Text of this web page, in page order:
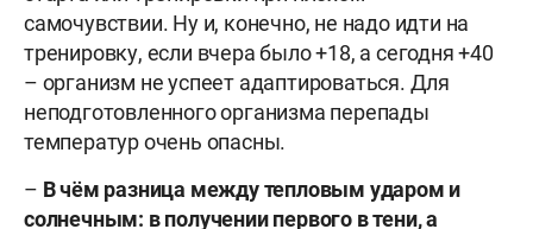
самочувствии. Ну и, конечно, не надо идти на
тренировку, если вчера было +18, а сегодня +40
– организм не успеет адаптироваться. Для
неподготовленного организма перепады
температур очень опасны.
– В чём разница между тепловым ударом и
солнечным: в получении первого в тени, а